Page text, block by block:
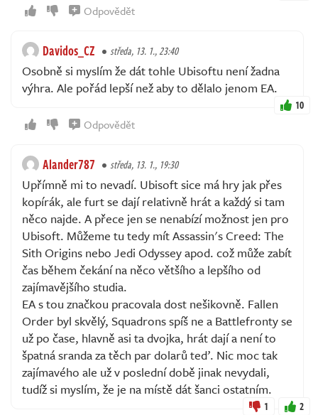
Odpovědět
Davidos_CZ středa, 13. 1., 23:40
Osobně si myslím že dát tohle Ubisoftu není žadna
výhra. Ale pořád lepší než aby to dělalo jenom EA.
10
Odpovědět
Alander787 středa, 13. 1., 19:30
Upřímně mi to nevadí. Ubisoft sice má hry jak přes
kopírák, ale furt se dají relativně hrát a každý si tam
něco najde. A přece jen se nenabízí možnost jen pro
Ubisoft. Můžeme tu tedy mít Assassin's Creed: The
Sith Origins nebo Jedi Odyssey apod. což může zabít
čas během čekání na něco většího a lepšího od
zajímavějšího studia.
EA s tou značkou pracovala dost nešikovně. Fallen
Order byl skvělý, Squadrons spíš ne a Battlefronty se
už po čase, hlavně asi ta dvojka, hrát dají a není to
špatná sranda za těch par dolarů teď. Nic moc tak
zajímavého ale už v poslední době jinak nevydali,
tudíž si myslím, že je na místě dát šanci ostatním.
1 2